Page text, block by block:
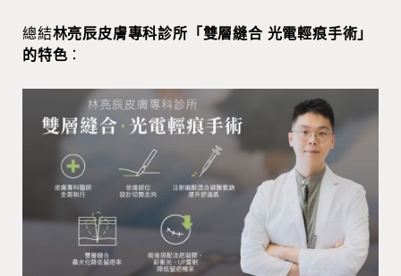
總結林亮辰皮膚專科診所「雙層縫合 光電輕痕手術」
的特色 ：